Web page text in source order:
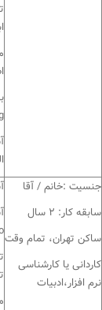
جنسیت :خانم / آقا
سابقه کار: ۲ سال
ساکن تهران، تمام وقت
کاردانی یا کارشناسی
نرم افزار،ادبیات